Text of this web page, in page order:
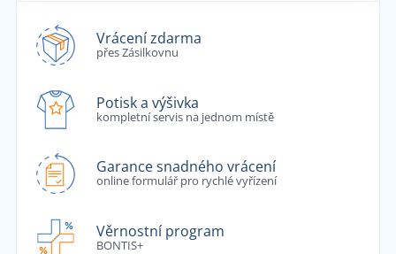
Vrácení zdarma
přes Zásilkovnu
Potisk a výšivka
kompletní servis na jednom místě
Garance snadného vrácení
online formulář pro rychlé vyřízení
Věrnostní program
BONTIS+